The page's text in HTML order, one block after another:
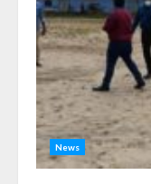
News